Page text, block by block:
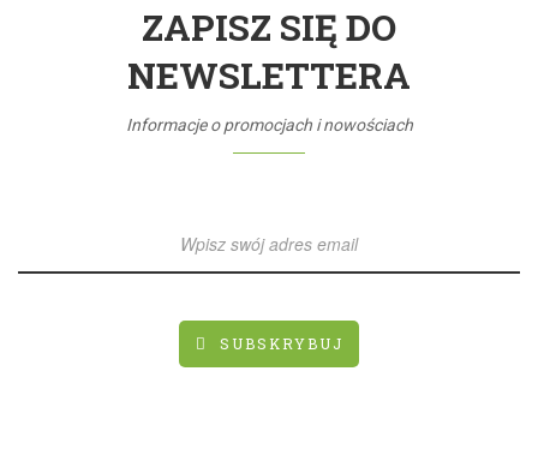
ZAPISZ SIĘ DO
NEWSLETTERA
Informacje o promocjach i nowościach
SUBSKRYBUJ